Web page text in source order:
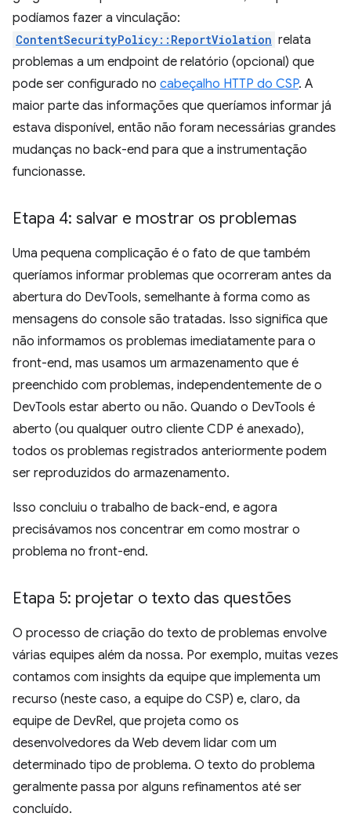
podíamos fazer a vinculação:
ContentSecurityPolicy::ReportViolation relata
problemas a um endpoint de relatório (opcional) que
pode ser configurado no cabeçalho HTTP do CSP. A
maior parte das informações que queríamos informar já
estava disponível, então não foram necessárias grandes
mudanças no back-end para que a instrumentação
funcionasse.
Etapa 4: salvar e mostrar os problemas
Uma pequena complicação é o fato de que também
queríamos informar problemas que ocorreram antes da
abertura do DevTools, semelhante à forma como as
mensagens do console são tratadas. Isso significa que
não informamos os problemas imediatamente para o
front-end, mas usamos um armazenamento que é
preenchido com problemas, independentemente de o
DevTools estar aberto ou não. Quando o DevTools é
aberto (ou qualquer outro cliente CDP é anexado),
todos os problemas registrados anteriormente podem
ser reproduzidos do armazenamento.
Isso concluiu o trabalho de back-end, e agora
precisávamos nos concentrar em como mostrar o
problema no front-end.
Etapa 5: projetar o texto das questões
O processo de criação do texto de problemas envolve
várias equipes além da nossa. Por exemplo, muitas vezes
contamos com insights da equipe que implementa um
recurso (neste caso, a equipe do CSP) e, claro, da
equipe de DevRel, que projeta como os
desenvolvedores da Web devem lidar com um
determinado tipo de problema. O texto do problema
geralmente passa por alguns refinamentos até ser
concluído.